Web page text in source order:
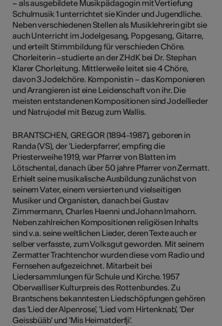
– als ausgebildete Musikpädagogin mit Vertiefung
Schulmusik 1 unterrichtet sie Kinder und Jugendliche.
Neben verschiedenen Stellen als Musiklehrerin gibt sie
auch Unterricht im Jodelgesang, Popgesang, Gitarre,
und erteilt Stimmbildung für verschieden Chöre.
Chorleiterin –studierte an der ZHdK bei Dr. Stephan
Klarer Chorleitung. Mittlerweile leitet sie 4 Chöre,
davon 3 Jodelchöre. Komponistin – das Komponieren
und Arrangieren ist eine Leidenschaft von ihr. Die
meisten entstandenen Kompositionen sind Jodellieder
und Natrujodel mit Bezug zum Wallis.
BRANTSCHEN, GREGOR (1894-1987), geboren in
Randa (VS), der 'Liederpfarrer', empfing die
Priesterweihe 1919, war Pfarrer von Blatten im
Lötschental, danach über 50 jahre Pfarrer von Zermatt.
Erhielt seine musikalische Ausbildung zunächst von
seinem Vater, einem versierten und vielseitigen
Musiker und Organisten, danach bei Gustav
Zimmermann, Charles Haenni und Johann Imahorn.
Neben zahlreichen Kompositionen religiösen Inhalts
sind v.a. seine weltlichen Lieder, deren Texte auch er
selber verfasste, zum Volksgut geworden. Mit seinem
Zermatter Trachtenchor wurden diese vom Radio und
Fernsehen aufgezeichnet. Mitarbeit bei
Liedersammlungen für Schule und Kirche. 1957
Oberwalliser Kulturpreis des Rottenbundes. Zu
Brantschens bekanntesten Liedschöpfungen gehören
das 'Lied der Alpenrose', 'Lied vom Hirtenknab', 'Der
Geissbüäb' und 'Mis Heimatderfji'.